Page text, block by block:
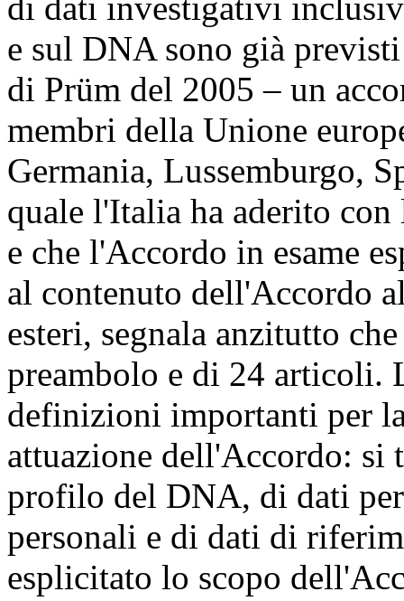
e sul DNA sono già
di Prüm del 2005 – un
membri della Unione
Germania, Lussemburgo,
quale l'Italia ha aderito
e che l'Accordo in esame
al contenuto dell'Accordo
esteri, segnala anzitutto
preambolo e di 24 articoli.
definizioni importanti per
attuazione dell'Accordo: si
profilo del DNA, di dati
personali e di dati di
esplicitato lo scopo